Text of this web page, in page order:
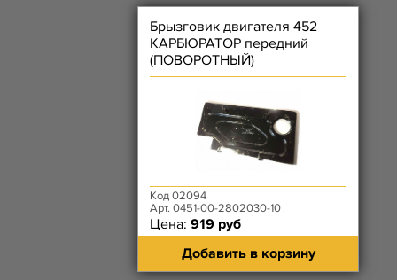
Брызговик двигателя 452
КАРБЮРАТОР передний
(ПОВОРОТНЫЙ)
Код 02094
Арт. 0451-00-2802030-10
Цена: 919 руб
Добавить в корзину